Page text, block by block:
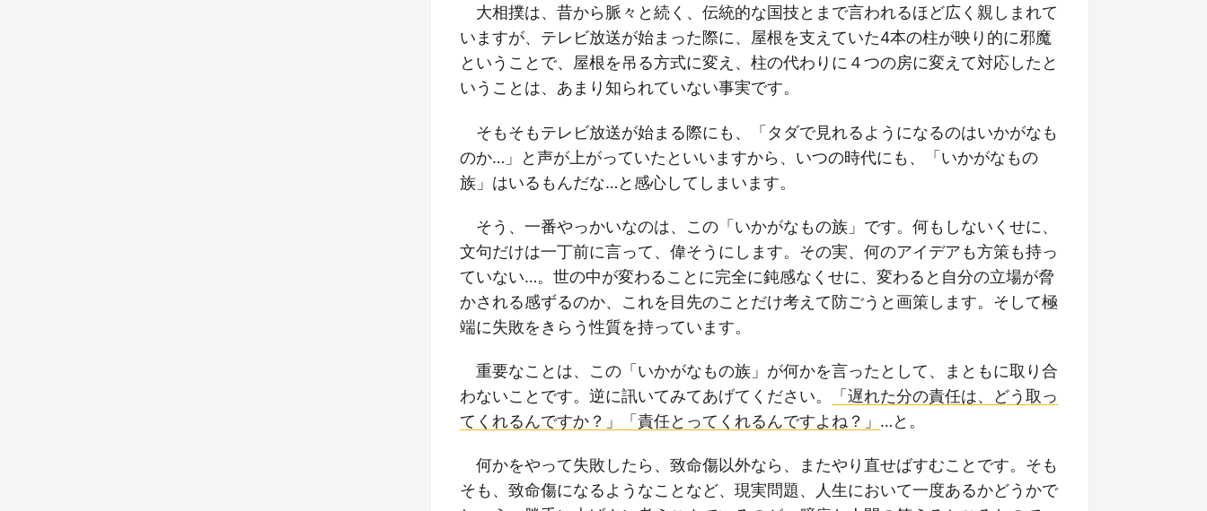
大相撲は、昔から脈々と続く、伝統的な国技とまで言われるほど広く親しまれて
いますが、テレビ放送が始まった際に、屋根を支えていた4本の柱が映り的に邪魔
ということで、屋根を吊る方式に変え、柱の代わりに４つの房に変えて対応したと
いうことは、あまり知られていない事実です。
そもそもテレビ放送が始まる際にも、「タダで見れるようになるのはいかがなも
のか…」と声が上がっていたといいますから、いつの時代にも、「いかがなもの
族」はいるもんだな…と感心してしまいます。
そう、一番やっかいなのは、この「いかがなもの族」です。何もしないくせに、
文句だけは一丁前に言って、偉そうにします。その実、何のアイデアも方策も持っ
ていない…。世の中が変わることに完全に鈍感なくせに、変わると自分の立場が脅
かされる感ずるのか、これを目先のことだけ考えて防ごうと画策します。そして極
端に失敗をきらう性質を持っています。
重要なことは、この「いかがなもの族」が何かを言ったとして、まともに取り合
わないことです。逆に訊いてみてあげてください。
「遅れた分の責任は、どう取っ
てくれるんですか？」「責任とってくれるんですよね？」 …と。
何かをやって失敗したら、致命傷以外なら、またやり直せばすむことです。そも
そも、致命傷になるようなことなど、現実問題、人生において一度あるかどうかで